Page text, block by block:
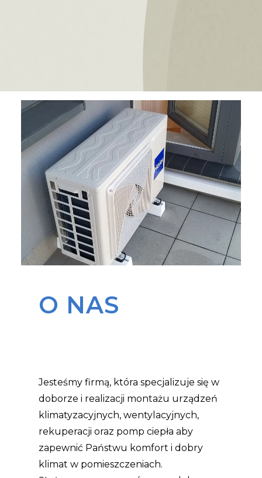
O NAS
Jesteśmy firmą, która specjalizuje się w
doborze i realizacji montażu urządzeń
klimatyzacyjnych, wentylacyjnych,
rekuperacji oraz pomp ciepła aby
zapewnić Państwu komfort i dobry
klimat w pomieszczeniach.